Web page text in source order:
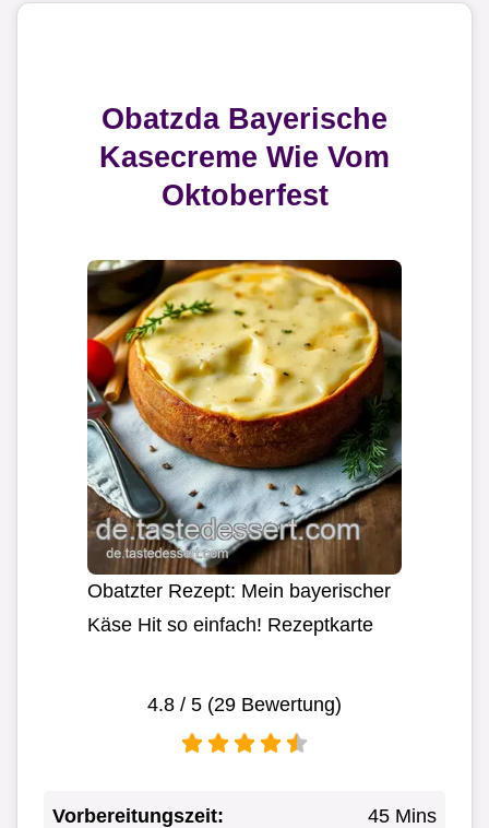
Obatzda Bayerische
Kasecreme Wie Vom
Oktoberfest
Obatzter Rezept: Mein bayerischer
Käse Hit so einfach! Rezeptkarte
4.8 / 5 (29 Bewertung)
Vorbereitungszeit: 45 Mins